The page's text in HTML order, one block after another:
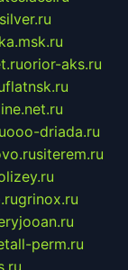
orior-aks.ru
flatnsk.ru
ooo-driada.ru
siterem.ru
grinox.ru
perm.ru